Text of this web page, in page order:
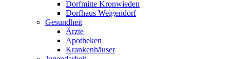
Dorfmitte Kronwieden
Dorfhaus Weigendorf
Gesundheit
Ärzte
Apotheken
Krankenhäuser